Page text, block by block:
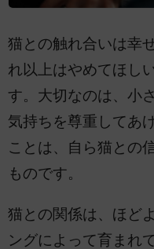
猫との触れ合いは幸
れ以上はやめてほし
す。大切なのは、小
気持ちを尊重してあ
ことは、自ら猫との
ものです。
猫との関係は、ほど
ングによって育まれ